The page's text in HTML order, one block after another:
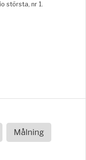
största, nr 1.
Målning